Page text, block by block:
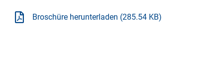
Broschüre herunterladen (285.54 KB)